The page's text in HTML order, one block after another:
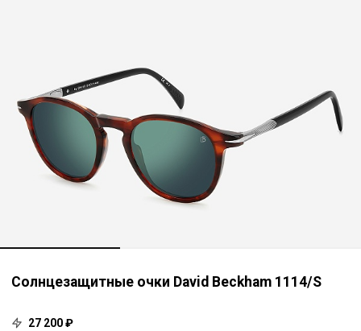
Солнцезащитные очки David Beckham 1114/S
27 200 ₽